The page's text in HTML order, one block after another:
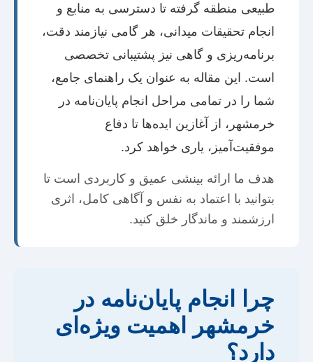
طبیعی منطقه گرفته تا دسترسی به منابع و
انجام تحقیقات میدانی، هر گامی نیازمند دقت،
برنامه‌ریزی و گاهی نیز پشتیبانی تخصصی
است. این مقاله به عنوان یک راهنمای جامع،
شما را در تمامی مراحل انجام پایان‌نامه در
خرمشهر، از آغازین ایده‌ها تا دفاع
موفقیت‌آمیز، یاری خواهد کرد.
هدف ما ارائه بینشی عمیق و کاربردی است تا
بتوانید با اعتماد به نفس و آگاهی کامل، اثری
ارزشمند و ماندگار خلق کنید.
چرا انجام پایان‌نامه در
خرمشهر اهمیت ویژه‌ای
دارد؟